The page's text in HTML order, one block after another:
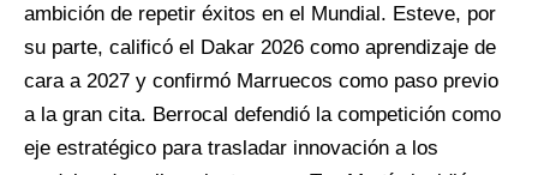
ambición de repetir éxitos en el Mundial. Esteve, por
su parte, calificó el Dakar 2026 como aprendizaje de
cara a 2027 y confirmó Marruecos como paso previo
a la gran cita. Berrocal defendió la competición como
eje estratégico para trasladar innovación a los